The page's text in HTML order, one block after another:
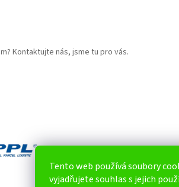
Tento web používá soubory
vyjadřujete souhlas s jejich
Kontaktujte nás, jsme tu pro vás.